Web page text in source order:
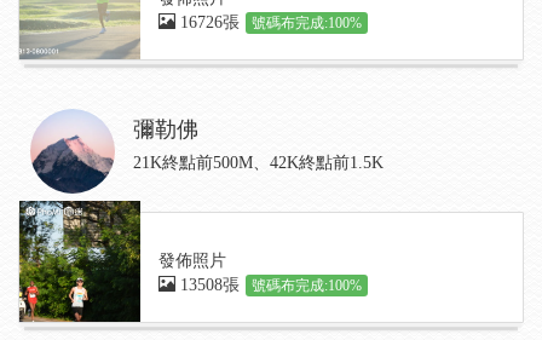
16726張
號碼布完成:100%
彌勒佛
21K終點前500M、42K終點前1.5K
發佈照片
13508張
號碼布完成:100%